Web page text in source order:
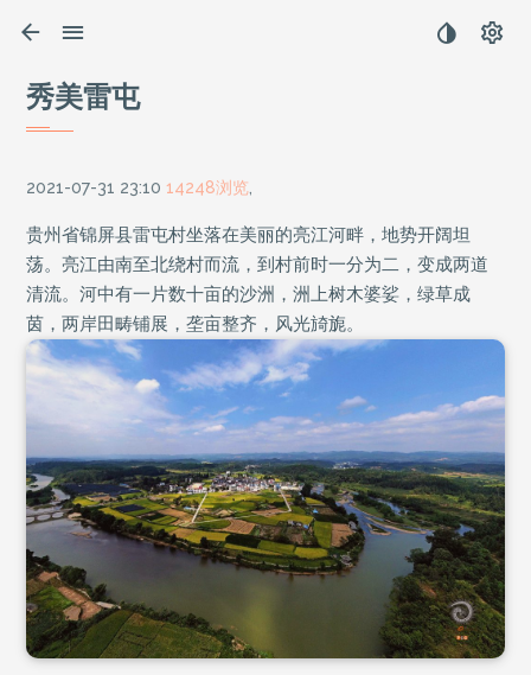
秀美雷屯
2021-07-31 23:10 14248浏览
贵州省锦屏县雷屯村坐落在美丽的亮江河畔，地势开阔坦
荡。亮江由南至北绕村而流，到村前时一分为二，变成两道
清流。河中有一片数十亩的沙洲，洲上树木婆娑，绿草成
茵，两岸田畴铺展，垄亩整齐，风光旑旎。